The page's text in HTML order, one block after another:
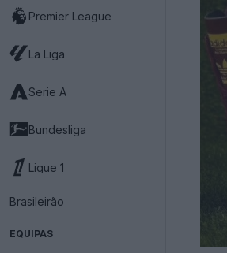
Premier League
La Liga
Serie A
Bundesliga
Ligue 1
Brasileirão
EQUIPAS